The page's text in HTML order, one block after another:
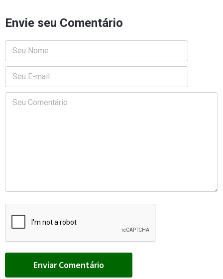
Envie seu Comentário